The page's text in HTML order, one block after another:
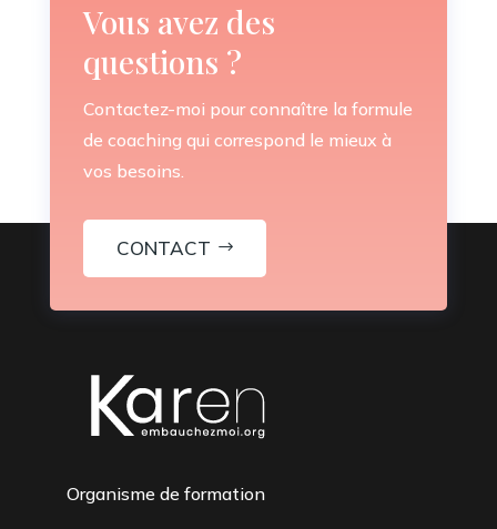
Vous avez des
questions ?
Contactez-moi pour connaître la formule
de coaching qui correspond le mieux à
vos besoins.
CONTACT
Organisme de formation